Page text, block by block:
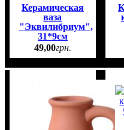
Керамическая
ваза
"Эквилибриум",
31*9см
49,00грн.